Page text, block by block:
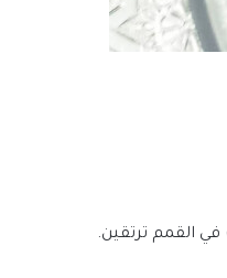
القمم ترتقين.